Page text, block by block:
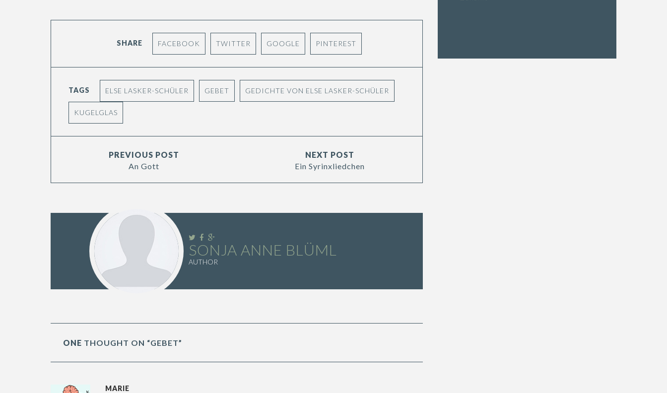
SHARE FACEBOOK TWITTER GOOGLE PINTEREST
TAGS ELSE LASKER-SCHÜLER GEBET GEDICHTE VON ELSE LASKER-SCHÜLER
KUGELGLAS
PREVIOUS POST
An Gott
NEXT POST
Ein Syrinxliedchen
SONJA ANNE BLÜML
AUTHOR
ONE THOUGHT ON “GEBET”
MARIE